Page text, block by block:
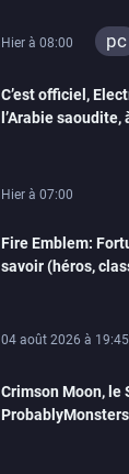
Hier à 08:00 pc
C’est officiel,
l’Arabie
Hier à 07:00
Fire Emblem:
savoir (héros,
04 août 2026 à 19:45
Crimson Moon, le